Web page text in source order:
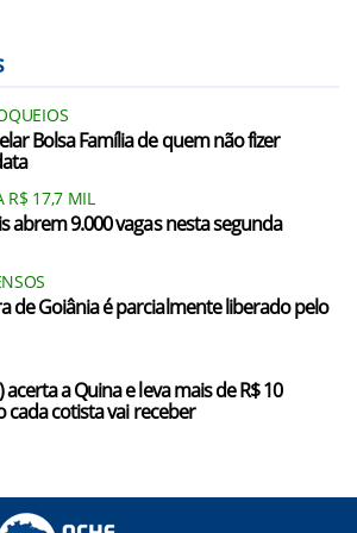
Bolsa Família de quem não fizer
R$ 17,7 MIL
abrem 9.000 vagas nesta segunda
de Goiânia é parcialmente liberado pelo
a Quina e leva mais de R$ 10
cada cotista vai receber